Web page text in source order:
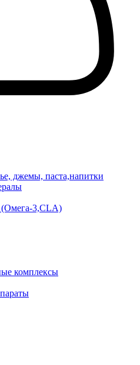
джемы, паста,напитки
3,CLA)
комплексы